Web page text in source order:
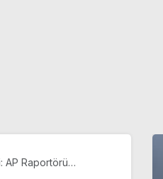
AP Raportörü